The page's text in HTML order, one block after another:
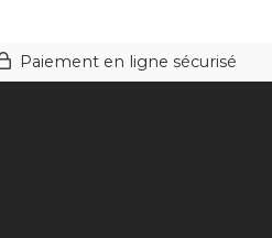
Paiement en ligne sécurisé